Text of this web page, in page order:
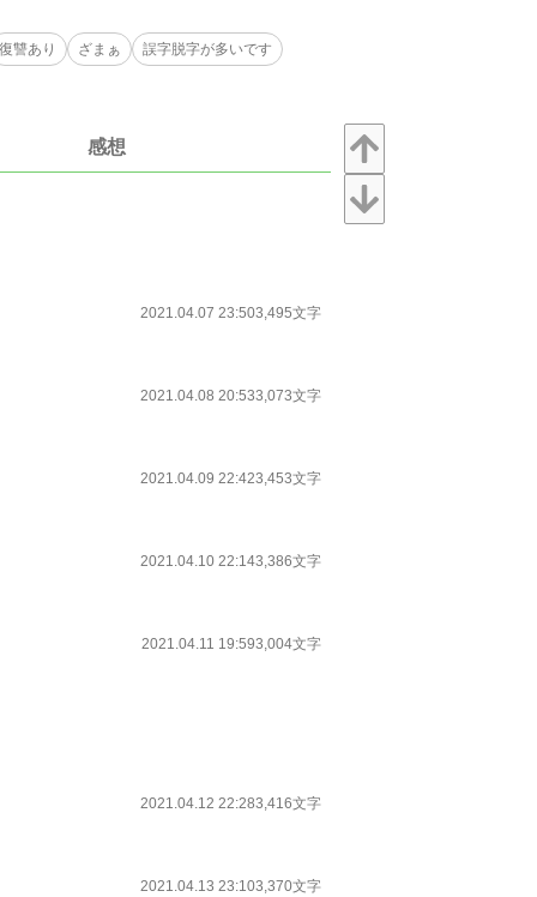
復讐あり ざまぁ 誤字脱字が多いです
感想
2021.04.07 23:503,495文字
2021.04.08 20:533,073文字
2021.04.09 22:423,453文字
2021.04.10 22:143,386文字
2021.04.11 19:593,004文字
2021.04.12 22:283,416文字
2021.04.13 23:103,370文字